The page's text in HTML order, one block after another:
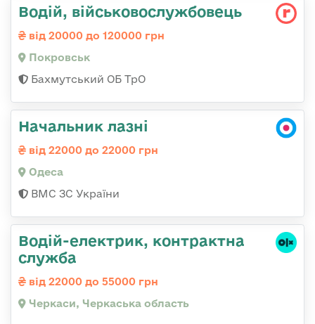
Водій, військовослужбовець
від 20000 до 120000 грн
Покровськ
Бахмутський ОБ ТрО
Начальник лазні
від 22000 до 22000 грн
Одеса
ВМС ЗС України
Водій-електрик, контрактна
служба
від 22000 до 55000 грн
Черкаси, Черкаська область